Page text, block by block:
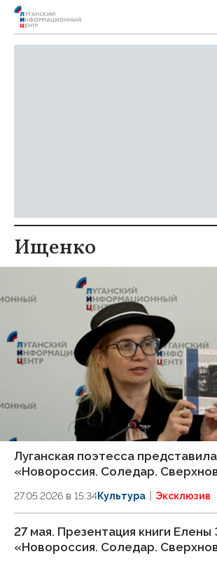
Ищенко
Луганская поэтесса представила
«Новороссия. Соледар.
27.05.2026 в 15:34Культура Эксклюзив
27 мая. Презентация книги Елены
«Новороссия. Соледар.